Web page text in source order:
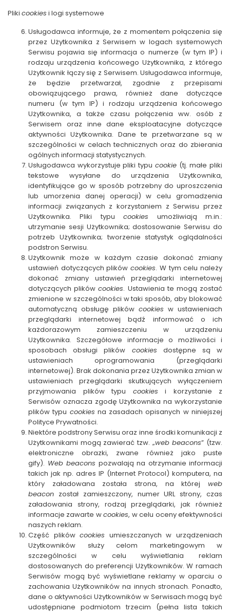
Pliki cookies i logi systemowe
Usługodawca informuje, że z momentem połączenia się
przez Użytkownika z Serwisem w logach systemowych
Serwisu pojawia się informacja o numerze (w tym IP) i
rodzaju urządzenia końcowego Użytkownika, z którego
Użytkownik łączy się z Serwisem. Usługodawca informuje,
że będzie przetwarzał, zgodnie z przepisami
obowiązującego prawa, również dane dotyczące
numeru (w tym IP) i rodzaju urządzenia końcowego
Użytkownika, a także czasu połączenia ww. osób z
Serwisem oraz inne dane eksploatacyjne dotyczące
aktywności Użytkownika. Dane te przetwarzane są w
szczególności w celach technicznych oraz do zbierania
ogólnych informacji statystycznych.
Usługodawca wykorzystuje pliki typu cookie(tj. małe pliki
tekstowe wysyłane do urządzenia Użytkownika,
identyfikujące go w sposób potrzebny do uproszczenia
lub umorzenia danej operacji) w celu gromadzenia
informacji związanych z korzystaniem z Serwisu przez
Użytkownika. Pliki typucookies umożliwiają m.in.:
utrzymanie sesji Użytkownika; dostosowanie Serwisu do
potrzeb Użytkownika; tworzenie statystyk oglądalności
podstron Serwisu.
Użytkownik może w każdym czasie dokonać zmiany
ustawień dotyczących plikówcookies. W tym celu należy
dokonać zmiany ustawień przeglądarki internetowej
dotyczących plikówcookies. Ustawienia te mogą zostać
zmienione w szczególności w taki sposób, aby blokować
automatyczną obsługę plików cookies w ustawieniach
przeglądarki internetowej bądź informować o ich
każdorazowym zamieszczeniu w urządzeniu
Użytkownika. Szczegółowe informacje o możliwości i
sposobach obsługi plików cookies dostępne są w
ustawieniach oprogramowania (przeglądarki
internetowej). Brak dokonania przez Użytkownika zmian w
ustawieniach przeglądarki skutkujących wyłączeniem
przyjmowania plików typu cookies i korzystanie z
Serwisów oznacza zgodę Użytkownika na wykorzystanie
plików typu cookies na zasadach opisanych w niniejszej
Polityce Prywatności.
Niektóre podstrony Serwisu oraz inne środki komunikacji z
Użytkownikami mogą zawierać tzw. „web beacons” (tzw.
elektroniczne obrazki, zwane również jako puste
gify). Web beacons pozwalają na otrzymanie informacji
takich jak np. adres IP (Internet Protocol) komputera, na
który załadowana została strona, na której web
beacon został zamieszczony, numer URL strony, czas
załadowania strony, rodzaj przeglądarki, jak również
informacje zawarte wcookies, w celu oceny efektywności
naszych reklam.
Część plikówcookies umieszczanych w urządzeniach
Użytkowników służy celom marketingowym w
szczególności w celu wyświetlania reklam
dostosowanych do preferencji Użytkowników. W ramach
Serwisów mogą być wyświetlane reklamy w oparciu o
zachowania Użytkowników na innych stronach. Ponadto,
dane o aktywności Użytkowników w Serwisach mogą być
udostępniane podmiotom trzecim (pełna lista takich